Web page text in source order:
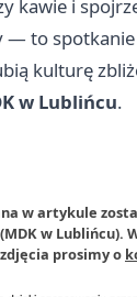
kawie i
— to
kulturę
w Lublińcu.
w artykule
w Lublińcu).
prosimy o